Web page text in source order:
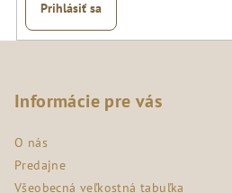
Prihlásiť sa
Informácie pre vás
O nás
Predajne
Všeobecná veľkostná tabuľka